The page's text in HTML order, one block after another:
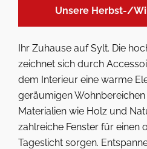
Unsere Herbst-/
Ihr Zuhause auf Sylt. Die
zeichnet sich durch
dem Interieur eine warme
geräumigen
Materialien wie Holz und
zahlreiche Fenster für einen
Tageslicht sorgen.